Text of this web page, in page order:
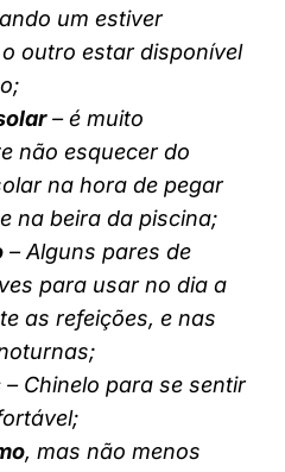
um estiver
outro estar disponível
– é muito
não esquecer do
na hora de pegar
na beira da piscina;
– Alguns pares de
para usar no dia a
as refeições, e nas
– Chinelo para se sentir
, mas não menos